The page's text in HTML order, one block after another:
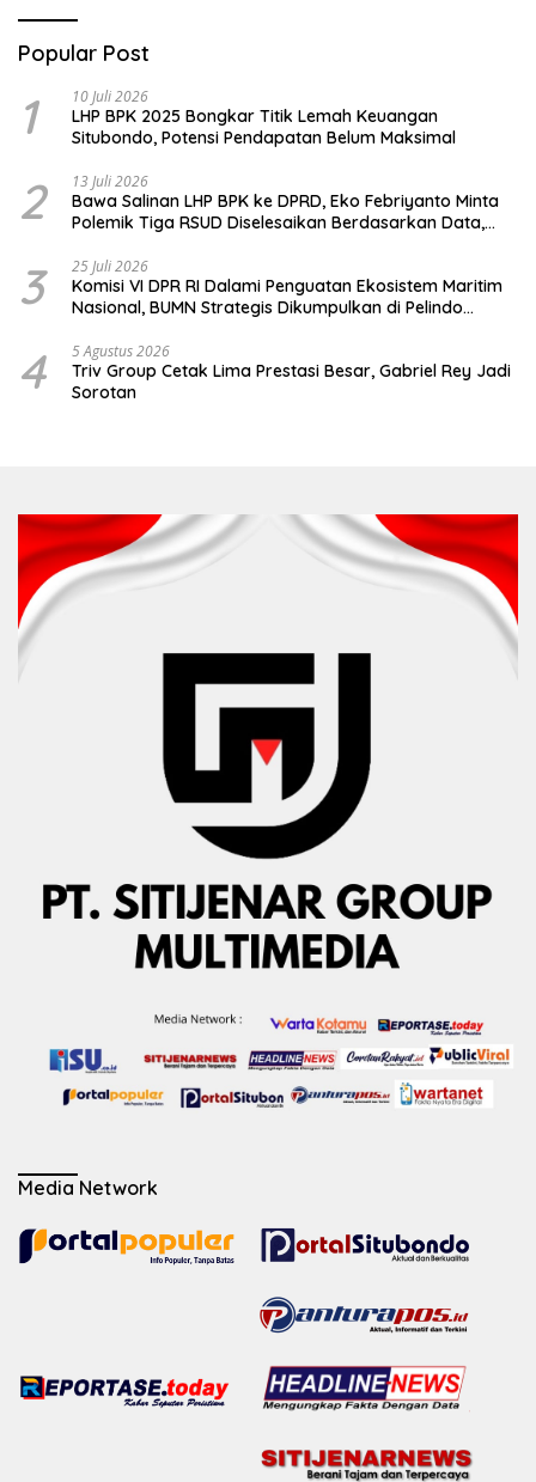
Popular Post
1 10 Juli 2026
LHP BPK 2025 Bongkar Titik Lemah Keuangan
Situbondo, Potensi Pendapatan Belum Maksimal
2 13 Juli 2026
Bawa Salinan LHP BPK ke DPRD, Eko Febriyanto Minta
Polemik Tiga RSUD Diselesaikan Berdasarkan Data,
3 25 Juli 2026
Komisi VI DPR RI Dalami Penguatan Ekosistem Maritim
Nasional, BUMN Strategis Dikumpulkan di Pelindo
4 5 Agustus 2026
Triv Group Cetak Lima Prestasi Besar, Gabriel Rey Jadi
Sorotan
Media Network